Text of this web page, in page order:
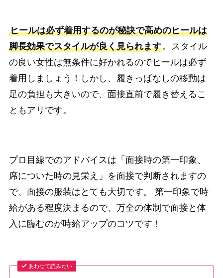
ヒールは必ず着用するのが秘訣で高めのヒールは
脚長効果でスタイルが良く見られます。スタイル
の良い女性は無条件に好かれるのでヒールは必ず
着用しましょう！しかし、履きっぱなしの移動は
足の負担も大きいので、面接直前で履き替えるこ
ともアリです。
プロ目線でのアドバイスは「面接時の第一印象、
席についた時の見栄え」を面接で判断されますの
で、面接の服装はとても大切です。 第一印象で時
給がある程度決まるので、万全の体制で面接と体
入に臨むのが時給アップのコツです！
あわせて読みたい